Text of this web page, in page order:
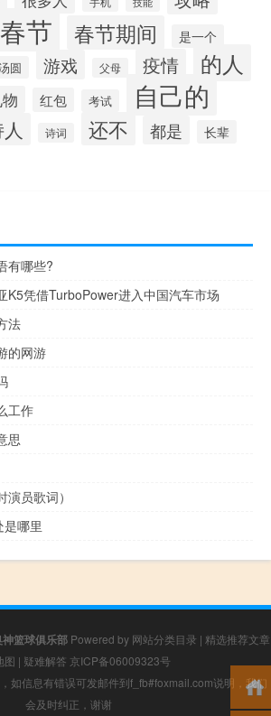
春节 春节期间 是一个
圆 游戏 父母 疫情 的人
红包 考试 自己的
诗词 还不 都是 长辈
有哪些?
K5凭借TurboPower进入中国汽车市场
法
的网游
工作
思
员歌词）
是哪里
神篮球俱乐部Powered by 网站分类目录 | 精选推荐文章
图 | 疑难解答 京ICP备06009323号
如信息有错误可发邮件到f_fb#foxmail.com说明，我们
会及时纠正，谢谢